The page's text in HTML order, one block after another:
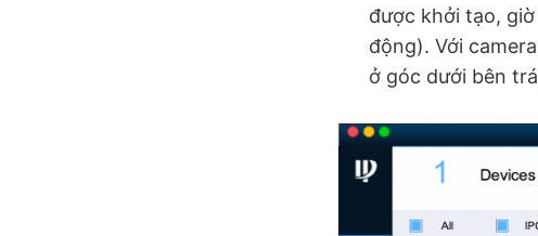
được khởi tạo,
động). Với
ở góc dưới bên